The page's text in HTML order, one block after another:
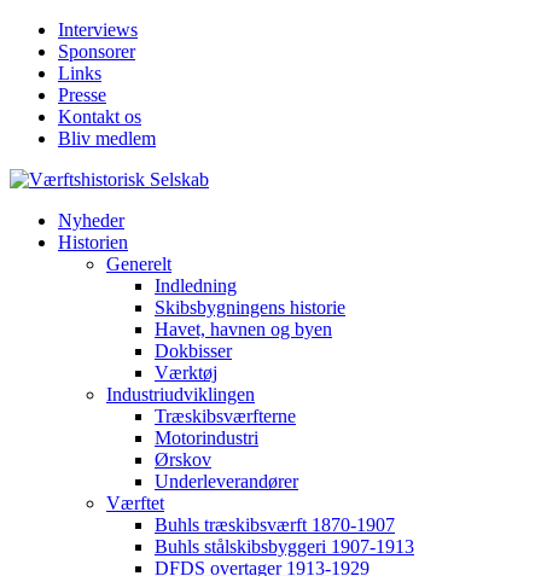
Interviews
Sponsorer
Links
Presse
Kontakt os
Bliv medlem
Nyheder
Historien
Generelt
Indledning
Skibsbygningens historie
Havet, havnen og byen
Dokbisser
Værktøj
Industriudviklingen
Træskibsværfterne
Motorindustri
Ørskov
Underleverandører
Værftet
Buhls træskibsværft 1870-1907
Buhls stålskibsbyggeri 1907-1913
DFDS overtager 1913-1929